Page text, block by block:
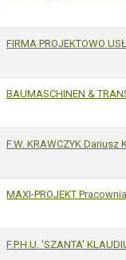
FIRMA PROJEKTOWO
BAUMASCHINEN &
F.W. KRAWCZYK Dariusz
MAXI-PROJEKT
F.P.H.U. 'SZANTA'